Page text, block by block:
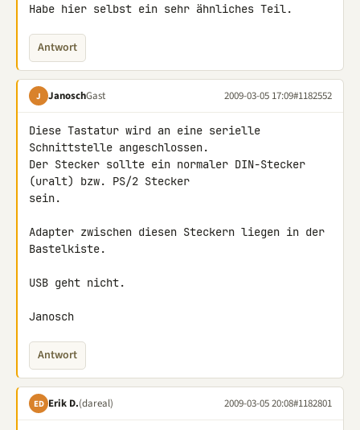
Habe hier selbst ein sehr ähnliches Teil.
Antwort
J JanoschGast 2009-03-05 17:09#1182552
Diese Tastatur wird an eine serielle
Schnittstelle angeschlossen.
Der Stecker sollte ein normaler DIN-Stecker
(uralt) bzw. PS/2 Stecker
sein.
Adapter zwischen diesen Steckern liegen in der
Bastelkiste.
USB geht nicht.
Janosch
Antwort
ED Erik D.(dareal) 2009-03-05 20:08#1182801